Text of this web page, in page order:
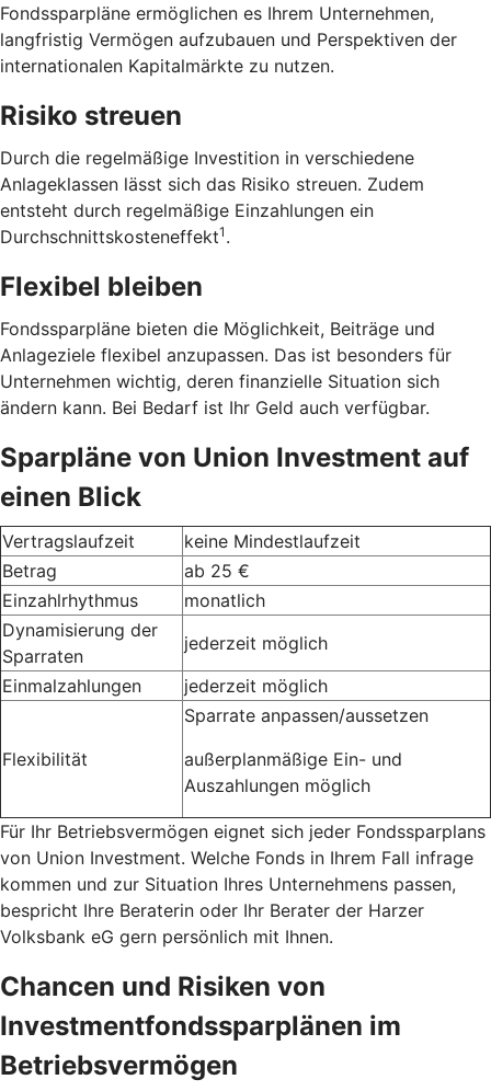
Fondssparpläne ermöglichen es Ihrem Unternehmen,
langfristig Vermögen aufzubauen und Perspektiven der
internationalen Kapitalmärkte zu nutzen.
Risiko streuen
Durch die regelmäßige Investition in verschiedene
Anlageklassen lässt sich das Risiko streuen. Zudem
entsteht durch regelmäßige Einzahlungen ein
Durchschnittskosteneffekt1 .
Flexibel bleiben
Fondssparpläne bieten die Möglichkeit, Beiträge und
Anlageziele flexibel anzupassen. Das ist besonders für
Unternehmen wichtig, deren finanzielle Situation sich
ändern kann. Bei Bedarf ist Ihr Geld auch verfügbar.
Sparpläne von Union Investment auf
einen Blick
Vertragslaufzeit
keine Mindestlaufzeit
Betrag
ab 25 €
Einzahlrhythmus
monatlich
Dynamisierung der
Sparraten
jederzeit möglich
Einmalzahlungen
jederzeit möglich
Flexibilität
Sparrate anpassen/aussetzen
außerplanmäßige Ein- und
Auszahlungen möglich
Für Ihr Betriebsvermögen eignet sich jeder Fondssparplans
von Union Investment. Welche Fonds in Ihrem Fall infrage
kommen und zur Situation Ihres Unternehmens passen,
bespricht Ihre Beraterin oder Ihr Berater der Harzer
Volksbank eG gern persönlich mit Ihnen.
Chancen und Risiken von
Investmentfondssparplänen im
Betriebsvermögen